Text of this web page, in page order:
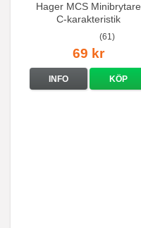
Hager MCS Minibrytare
C-karakteristik
QuickConnect
(61)
69 kr
INFO KÖP